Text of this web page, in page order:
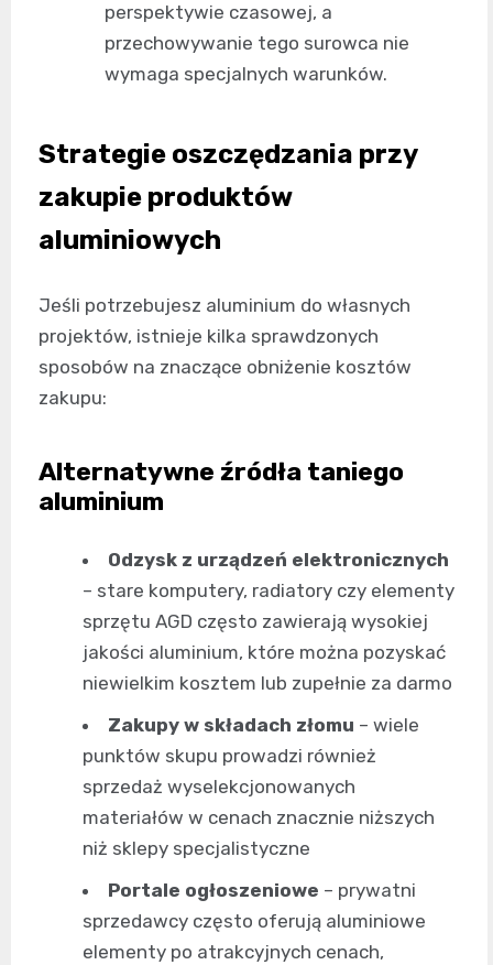
perspektywie czasowej, a
przechowywanie tego surowca nie
wymaga specjalnych warunków.
Strategie oszczędzania przy
zakupie produktów
aluminiowych
Jeśli potrzebujesz aluminium do własnych
projektów, istnieje kilka sprawdzonych
sposobów na znaczące obniżenie kosztów
zakupu:
Alternatywne źródła taniego
aluminium
Odzysk z urządzeń elektronicznych
– stare komputery, radiatory czy elementy
sprzętu AGD często zawierają wysokiej
jakości aluminium, które można pozyskać
niewielkim kosztem lub zupełnie za darmo
Zakupy w składach złomu – wiele
punktów skupu prowadzi również
sprzedaż wyselekcjonowanych
materiałów w cenach znacznie niższych
niż sklepy specjalistyczne
Portale ogłoszeniowe – prywatni
sprzedawcy często oferują aluminiowe
elementy po atrakcyjnych cenach,